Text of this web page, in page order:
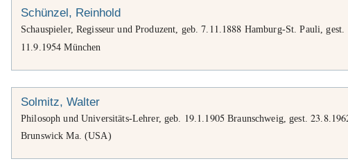
Schünzel, Reinhold
Schauspieler, Regisseur und Produzent, geb.7 11 1888 Hamburg-St. Pauli, gest.
11 .9 1954 München
Solmitz, Walter
Philosoph und Universitäts-Lehrer, geb. 19 1 1905 Braunschweig, gest.23 8.
Brunswick Ma. (USA)